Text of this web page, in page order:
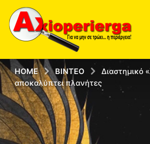
HOME ΒΊΝΤΕΟ
Διαστημικό
αποκαλύπτει πλανήτες